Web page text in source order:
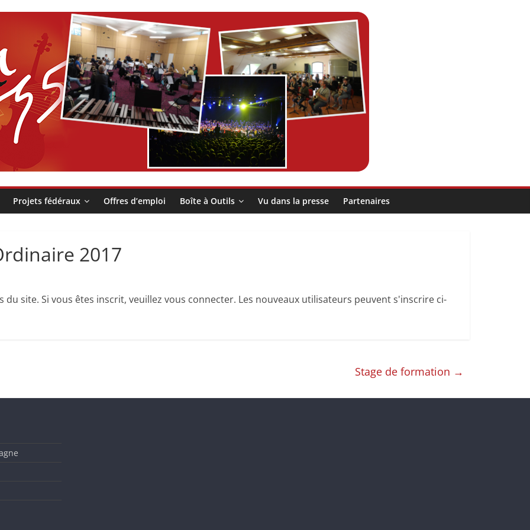
Projets fédéraux Offres d’emploi Boîte à Outils Vu dans la presse Partenaires
2017
du site. Si vous êtes inscrit, veuillez vous connecter. Les nouveaux utilisateurs peuvent s'inscrire ci-
Stage de formation →